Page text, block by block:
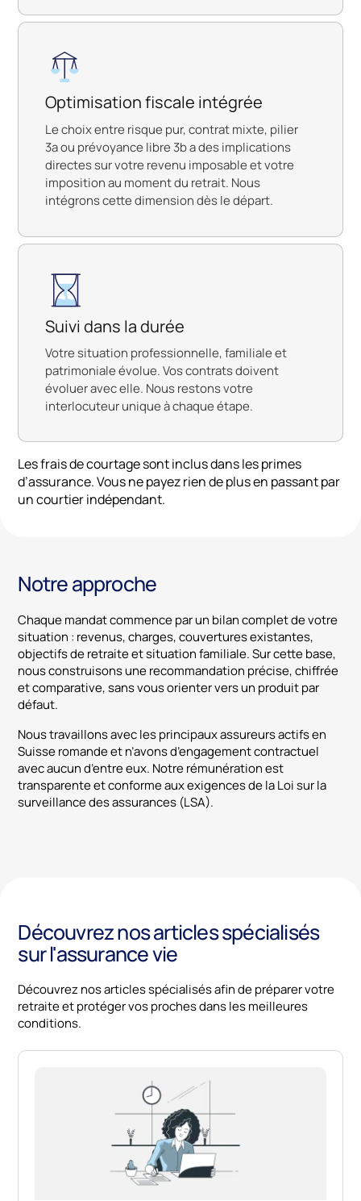
Optimisation fiscale intégrée
Le choix entre risque pur, contrat mixte, pilier
3a ou prévoyance libre 3b a des implications
directes sur votre revenu imposable et votre
imposition au moment du retrait. Nous
intégrons cette dimension dès le départ.
Suivi dans la durée
Votre situation professionnelle, familiale et
patrimoniale évolue. Vos contrats doivent
évoluer avec elle. Nous restons votre
interlocuteur unique à chaque étape.
Les frais de courtage sont inclus dans les primes
d’assurance. Vous ne payez rien de plus en passant par
un courtier indépendant.
Notre approche
Chaque mandat commence par un bilan complet de votre
situation : revenus, charges, couvertures existantes,
objectifs de retraite et situation familiale. Sur cette base,
nous construisons une recommandation précise, chiffrée
et comparative, sans vous orienter vers un produit par
défaut.
Nous travaillons avec les principaux assureurs actifs en
Suisse romande et n’avons d’engagement contractuel
avec aucun d’entre eux. Notre rémunération est
transparente et conforme aux exigences de la Loi sur la
surveillance des assurances (LSA).
Découvrez nos articles spécialisés
sur l'assurance vie
Découvrez nos articles spécialisés afin de préparer votre
retraite et protéger vos proches dans les meilleures
conditions.